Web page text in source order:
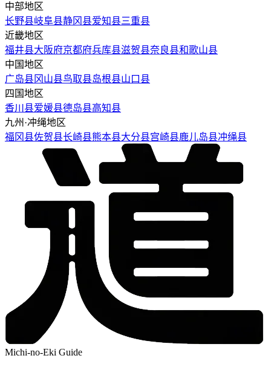
中部地区
长野县岐阜县静冈县爱知县三重县
近畿地区
福井县大阪府京都府兵库县滋贺县奈良县和歌山县
中国地区
广岛县冈山县鸟取县岛根县山口县
四国地区
香川县爱媛县德岛县高知县
九州·冲绳地区
福冈县佐贺县长崎县熊本县大分县宫崎县鹿儿岛县冲绳县
Michi-no-Eki Guide